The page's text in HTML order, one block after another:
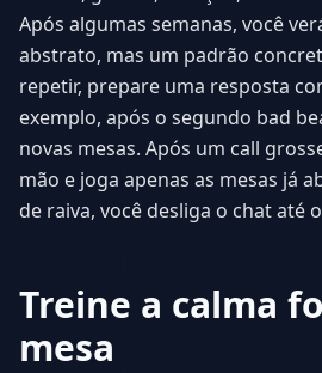
Após algumas semanas, você
abstrato, mas um padrão
repetir, prepare uma resposta
exemplo, após o segundo bad
novas mesas. Após um call
mão e joga apenas as mesas já
de raiva, você desliga o chat até
Treine a calma
mesa